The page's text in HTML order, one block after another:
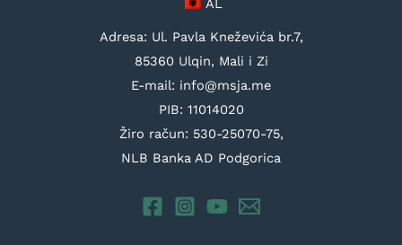
AL
Adresa: Ul. Pavla Kneževića br.7,
85360 Ulqin, Mali i Zi
E-mail: info@msja.me
PIB: 11014020
Žiro račun: 530-25070-75,
NLB Banka AD Podgorica